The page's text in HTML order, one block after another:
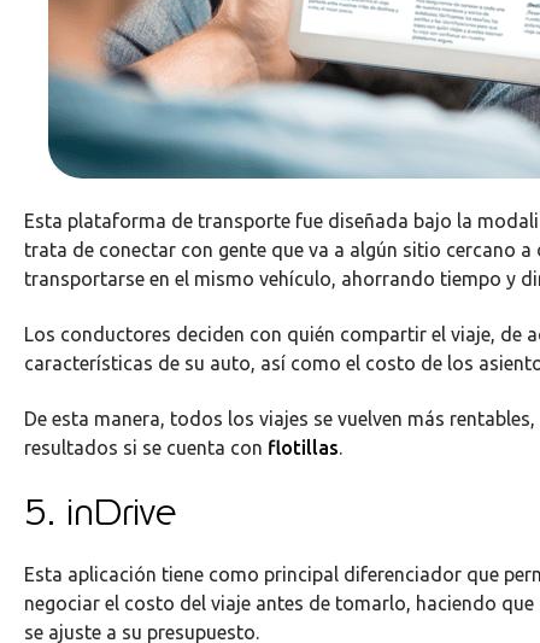
Esta plataforma de transporte fue diseñada bajo la
trata de conectar con gente que va a algún sitio cercano a
transportarse en el mismo vehículo, ahorrando tiempo y
Los conductores deciden con quién compartir el viaje, de
características de su auto, así como el costo de los
De esta manera, todos los viajes se vuelven más
resultados si se cuenta con flotillas.
5. inDrive
Esta aplicación tiene como principal diferenciador que
negociar el costo del viaje antes de tomarlo, haciendo que
se ajuste a su presupuesto.